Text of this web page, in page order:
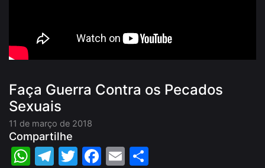
Faça Guerra Contra os Pecados
Sexuais
11 de março de 2018
Compartilhe
WhatsApp
Telegram
Twitter
Facebook
Email